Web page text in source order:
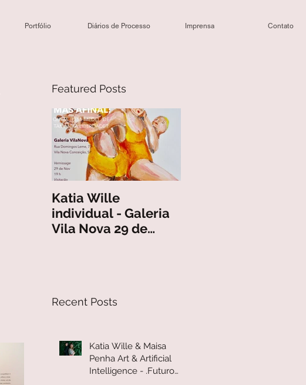
Portfólio Diários de Processo Imprensa Contato
Featured Posts
Katia Wille
individual - Galeria
Vila Nova 29 de
Recent Posts
Katia Wille & Maisa
Penha Art & Artificial
Intelligence - .Futuro